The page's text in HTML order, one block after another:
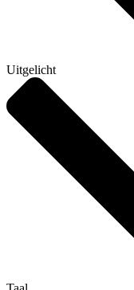
Uitgelicht